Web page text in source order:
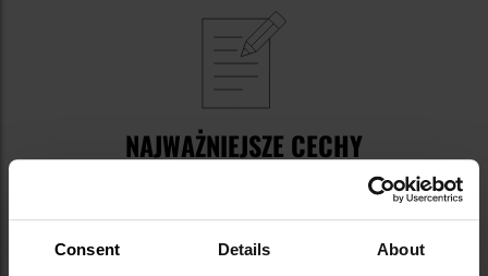
Consent Details About
NAJWAŻNIEJSZE CECHY
tytanowa koperta
duża tarcza